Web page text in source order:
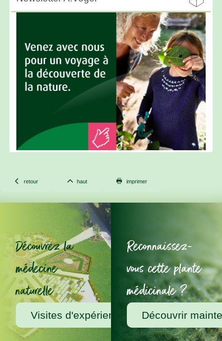
 retour  haut  imprimer
Découvrez la
médecine
naturelle
Visites d'expérience chez A.Vogel
Reconnaissez-
vous cette plante
médicinale ?
Découvrir